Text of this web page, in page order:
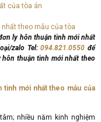
của tòa án
nhất theo mẫu của tòa
ly hôn thuận tình mới nhất
zalo Tel:094.821.0550 để
thuận tình mới nhất theo
tình mới nhất theo mẫu của
nhiều năm kinh nghiệm